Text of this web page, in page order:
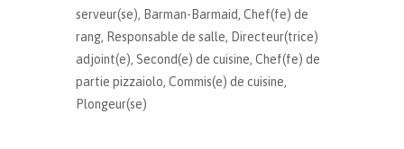
serveur(se), Barman-Barmaid, Chef(fe) de
rang, Responsable de salle, Directeur(trice)
adjoint(e), Second(e) de cuisine, Chef(fe) de
partie pizzaiolo, Commis(e) de cuisine,
Plongeur(se)